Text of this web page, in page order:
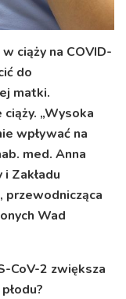
ciąży na COVID-
do
matki.
„Wysoka
wpływać na
med. Anna
Zakładu
przewodnicząca
Wad
CoV-2 zwiększa